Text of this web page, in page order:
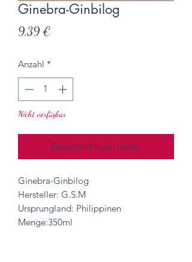
Ginebra-Ginbilog
9,39 €
Anzahl *
Nicht verfügbar
Benachrichtigen lassen
Ginebra-Ginbilog
Hersteller: G.S.M
Ursprungland: Philippinen
Menge:350ml